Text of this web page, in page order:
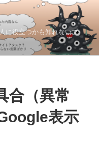
に役立つかも知れないブ
合（異常
表示